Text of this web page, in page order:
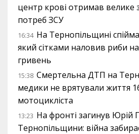
центр крові отримав велике
потреб ЗСУ
16:34 На Тернопільщині
який сітками наловив риби
гривень
15:38 Смертельна ДТП на
медики не врятували життя
мотоцикліста
13:23 На фронті загинув Юрій
Тернопільщини: війна